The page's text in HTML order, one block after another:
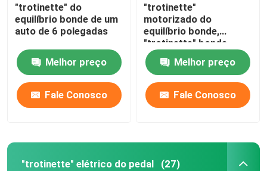
"trotinette" do
equilíbrio bonde de um
auto de 6 polegadas
Melhor preço
Fale Conosco
"trotinette"
motorizado do
equilíbrio bonde,
"trotinette" bonde
assentado para
adultosMelhor preço
Fale Conosco
"trotinette" elétrico do pedal (27)